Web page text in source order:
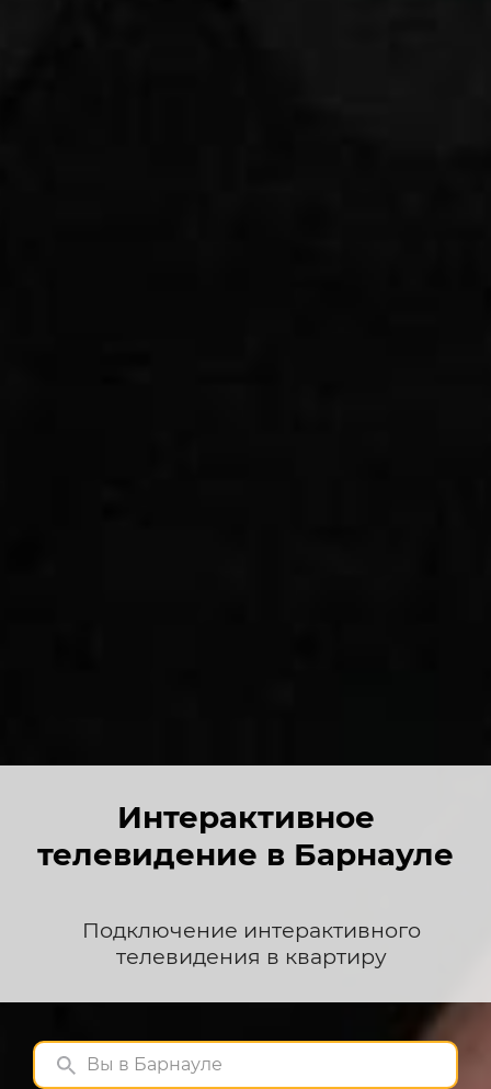
Интерактивное
телевидение в Барнауле
Подключение интерактивного
телевидения в квартиру
Вы в Барнауле